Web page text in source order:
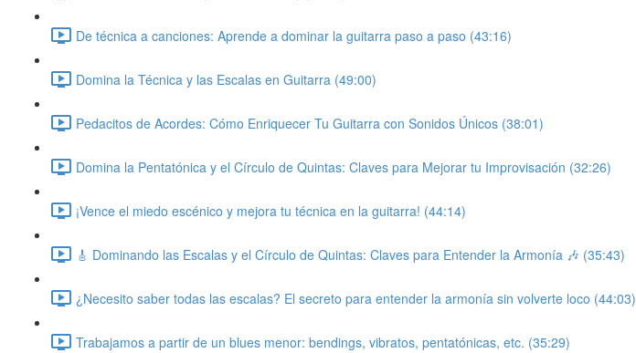
De técnica a canciones: Aprende a dominar la guitarra paso a paso (43:16)
Domina la Técnica y las Escalas en Guitarra (49:00)
Pedacitos de Acordes: Cómo Enriquecer Tu Guitarra con Sonidos Únicos (38:01)
Domina la Pentatónica y el Círculo de Quintas: Claves para Mejorar tu Improvisación (32:26)
¡Vence el miedo escénico y mejora tu técnica en la guitarra! (44:14)
🎸 Dominando las Escalas y el Círculo de Quintas: Claves para Entender la Armonía 🎶 (35:43)
¿Necesito saber todas las escalas? El secreto para entender la armonía sin volverte loco (44:03)
Trabajamos a partir de un blues menor: bendings, vibratos, pentatónicas, etc. (35:29)